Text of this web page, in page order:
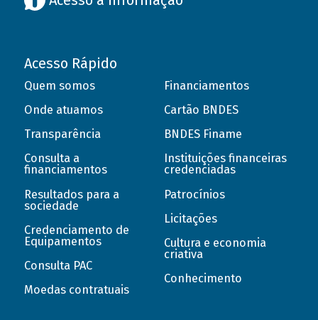
Acesso Rápido
Quem somos
Onde atuamos
Transparência
Consulta a
financiamentos
Resultados para a
sociedade
Credenciamento de
Equipamentos
Consulta PAC
Moedas contratuais
Financiamentos
Cartão BNDES
BNDES Finame
Instituições financeiras
credenciadas
Patrocínios
Licitações
Cultura e economia
criativa
Conhecimento